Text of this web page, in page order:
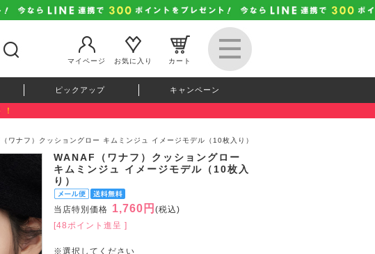
マイページ
お気に入り カート
ピックアップ キャンペーン
ワナフ）クッショングロー キムミンジュ イメージモデル（10枚入り）
WANAF（ワナフ）クッショングロー
キムミンジュ イメージモデル（10枚入
り）
当店特別価格 1,760円 (税込)
[48ポイント進呈 ]